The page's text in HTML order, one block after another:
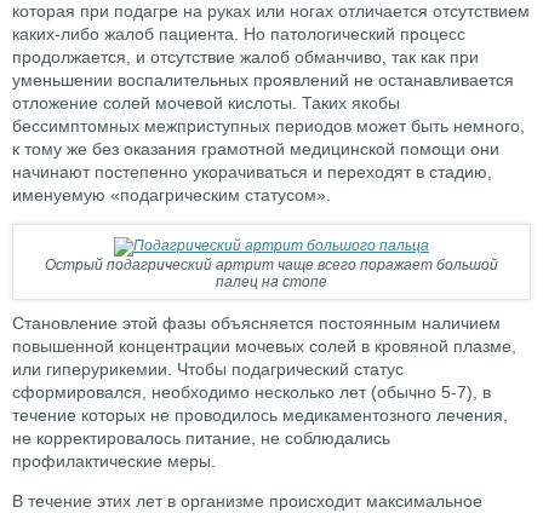
которая при подагре на руках или ногах отличается отсутствием
каких-либо жалоб пациента. Но патологический процесс
продолжается, и отсутствие жалоб обманчиво, так как при
уменьшении воспалительных проявлений не останавливается
отложение солей мочевой кислоты. Таких якобы
бессимптомных межприступных периодов может быть немного,
к тому же без оказания грамотной медицинской помощи они
начинают постепенно укорачиваться и переходят в стадию,
именуемую «подагрическим статусом».
Острый подагрический артрит чаще всего поражает большой
палец на стопе
Становление этой фазы объясняется постоянным наличием
повышенной концентрации мочевых солей в кровяной плазме,
или гиперурикемии. Чтобы подагрический статус
сформировался, необходимо несколько лет (обычно 5-7), в
течение которых не проводилось медикаментозного лечения,
не корректировалось питание, не соблюдались
профилактические меры.
В течение этих лет в организме происходит максимальное